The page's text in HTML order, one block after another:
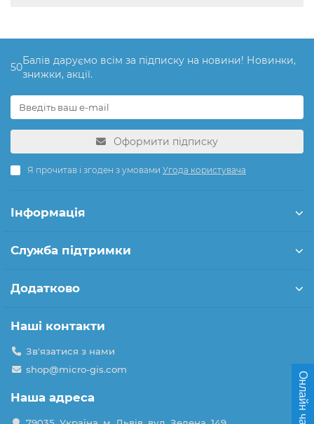
50
Балів даруємо всім за підписку на новини! Новинки,
знижки, акції.
Оформити підписку
Я прочитав і згоден з умовами Угода користувача
Інформація
Служба підтримки
Додатково
Наші контакти
Зв'язатися з нами
shop@micro-gis.com
Наша адреса Онлайн чат